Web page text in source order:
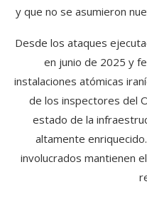
y que no se asumieron
Desde los ataques
en junio de 2025 y
instalaciones atómicas
de los inspectores del
estado de la
altamente
involucrados mantienen